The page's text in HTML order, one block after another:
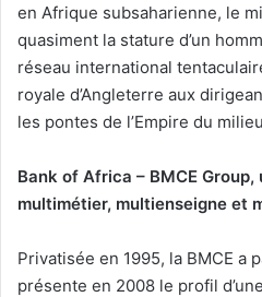
en Afrique subsaharienne, le
quasiment la stature d’un
réseau international
royale d’Angleterre aux
les pontes de l’Empire du
Bank of Africa – BMCE
multimétier, multienseigne et
Privatisée en 1995, la BMCE a
présente en 2008 le profil